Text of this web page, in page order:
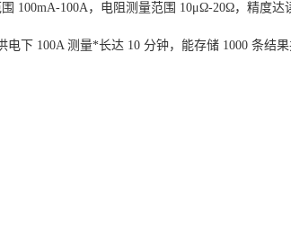
100mA-100A，电阻测量范围 10μΩ-20Ω，精度达
下 100A 测量*长达 10 分钟，能存储 1000 条结